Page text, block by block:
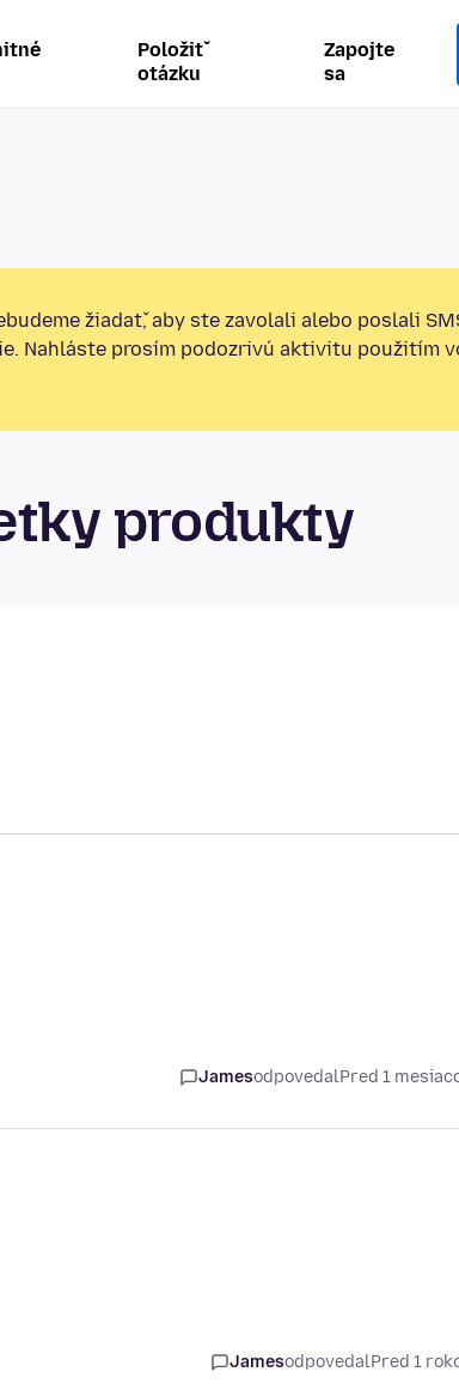
Položiť
otázku
Zapojte
sa
žiadať, aby ste zavolali alebo poslali
Nahláste prosím podozrivú aktivitu použitím
produkty
JamesodpovedalPred 1
JamesodpovedalPred 1